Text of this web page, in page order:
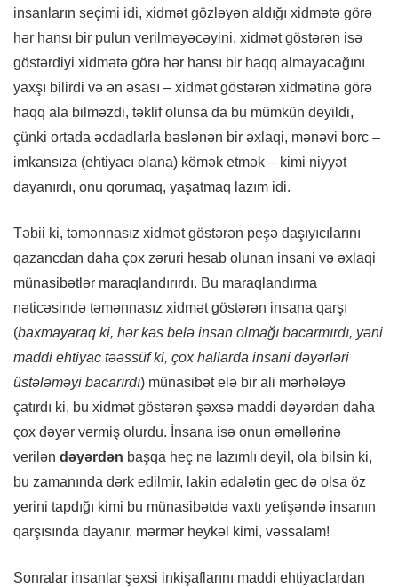
insanların seçimi idi, xidmət gözləyən aldığı xidmətə görə
hər hansı bir pulun verilməyəcəyini, xidmət göstərən isə
göstərdiyi xidmətə görə hər hansı bir haqq almayacağını
yaxşı bilirdi və ən əsası – xidmət göstərən xidmətinə görə
haqq ala bilməzdi, təklif olunsa da bu mümkün deyildi,
çünki ortada əcdadlarla bəslənən bir əxlaqi, mənəvi borc –
imkansıza (ehtiyacı olana) kömək etmək – kimi niyyət
dayanırdı, onu qorumaq, yaşatmaq lazım idi.
Təbii ki, təmənnasız xidmət göstərən peşə daşıyıcılarını
qazancdan daha çox zəruri hesab olunan insani və əxlaqi
münasibətlər maraqlandırırdı. Bu maraqlandırma
nəticəsində təmənnasız xidmət göstərən insana qarşı
(baxmayaraq ki, hər kəs belə insan olmağı bacarmırdı, yəni
maddi ehtiyac təəssüf ki, çox hallarda insani dəyərləri
üstələməyi bacarırdı) münasibət elə bir ali mərhələyə
çatırdı ki, bu xidmət göstərən şəxsə maddi dəyərdən daha
çox dəyər vermiş olurdu. İnsana isə onun əməllərinə
verilən dəyərdən başqa heç nə lazımlı deyil, ola bilsin ki,
bu zamanında dərk edilmir, lakin ədalətin gec də olsa öz
yerini tapdığı kimi bu münasibətdə vaxtı yetişəndə insanın
qarşısında dayanır, mərmər heykəl kimi, vəssalam!
Sonralar insanlar şəxsi inkişaflarını maddi ehtiyaclardan